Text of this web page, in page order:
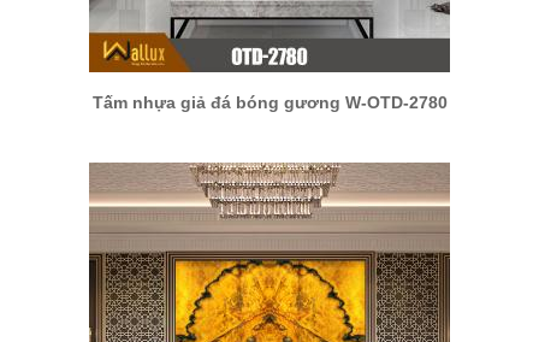
Tấm nhựa giả đá bóng gương W-OTD-2780